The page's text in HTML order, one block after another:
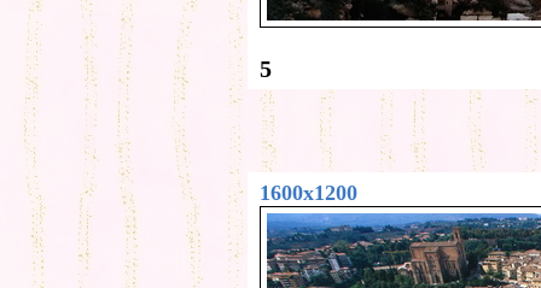
5
1600x1200